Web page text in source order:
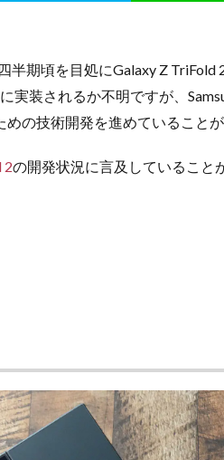
半期頃を目処にGalaxy Z TriFold
実装されるか不明ですが、
の技術開発を進めていることが
2の開発状況に言及していること